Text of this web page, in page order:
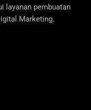
layanan pembuatan
Marketing.